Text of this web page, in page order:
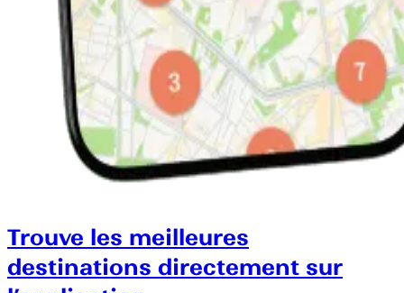
Trouve les meilleures
destinations directement sur